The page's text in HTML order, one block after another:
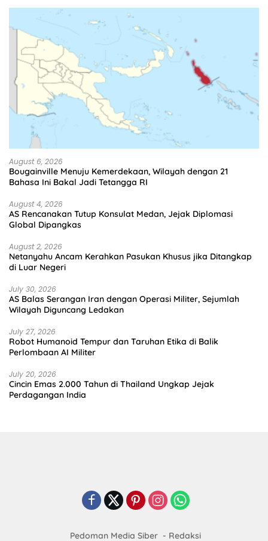
August 6, 2026
Bougainville Menuju Kemerdekaan, Wilayah dengan 21
Bahasa Ini Bakal Jadi Tetangga RI
August 4, 2026
AS Rencanakan Tutup Konsulat Medan, Jejak Diplomasi
Global Dipangkas
August 2, 2026
Netanyahu Ancam Kerahkan Pasukan Khusus jika Ditangkap
di Luar Negeri
July 30, 2026
AS Balas Serangan Iran dengan Operasi Militer, Sejumlah
Wilayah Diguncang Ledakan
July 27, 2026
Robot Humanoid Tempur dan Taruhan Etika di Balik
Perlombaan AI Militer
July 20, 2026
Cincin Emas 2.000 Tahun di Thailand Ungkap Jejak
Perdagangan India
Pedoman Media Siber Redaksi